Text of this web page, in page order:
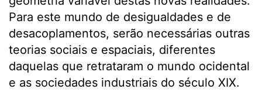
Para este mundo de desigualdades e de
desacoplamentos, serão necessárias outras
teorias sociais e espaciais, diferentes
daquelas que retrataram o mundo ocidental
e as sociedades industriais do século XIX.